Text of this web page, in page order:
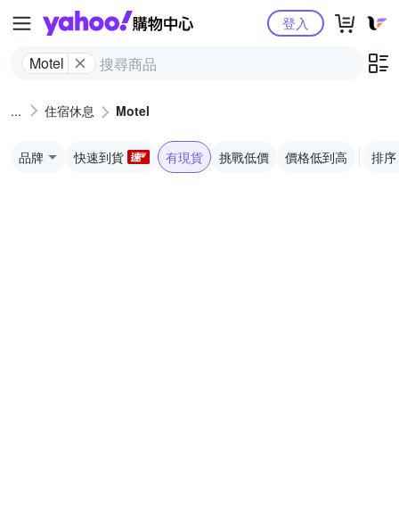
Yahoo購物中心
Motel
登入
住宿休息 Motel
品牌 快速到貨 有現貨 挑戰低價 價格低到高 排序